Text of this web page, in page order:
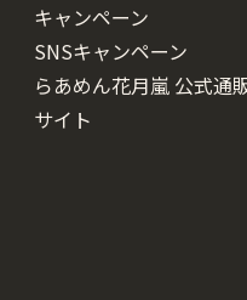
キャンペーン
SNSキャンペーン
らあめん花月嵐 公式通
サイト